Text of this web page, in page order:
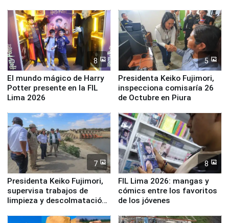
la UGEL 2
Derecho Colectivo"
8
El mundo mágico de Harry
Potter presente en la FIL
Lima 2026
5
Presidenta Keiko Fujimori,
inspecciona comisaría 26
de Octubre en Piura
7
Presidenta Keiko Fujimori,
supervisa trabajos de
limpieza y descolmatación
8
FIL Lima 2026: mangas y
cómics entre los favoritos
de los jóvenes